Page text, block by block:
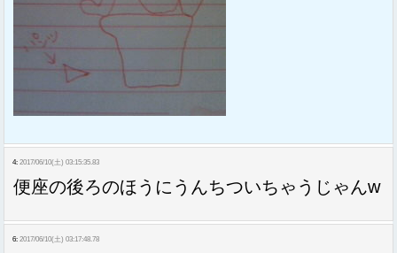
4: 2017/06/10(土) 03:15:35.83
便座の後ろのほうにうんちついちゃうじゃんw
6: 2017/06/10(土) 03:17:48.78